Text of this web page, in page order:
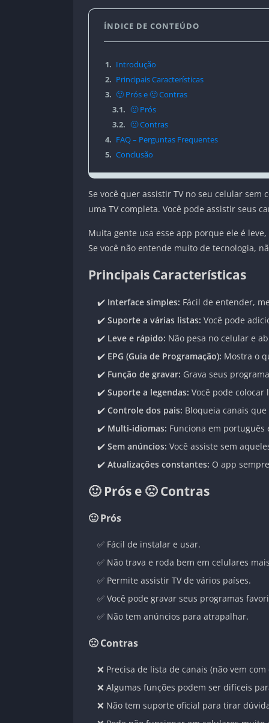
ÍNDICE DE CONTEÚDO
1. Introdução
2. Principais Características
3. 🙂 Prós e 🙁 Contras
3.1. 🙂 Prós
3.2. 🙁 Contras
4. FAQ – Perguntas Frequentes
5. Conclusão
Se você quer assistir TV no seu celular sem
uma TV completa. Você pode assistir seus
Muita gente usa esse app porque ele é
Se você não entende muito de tecnologia,
Principais Características
✔️ Interface simples: Fácil de entender,
✔️ Suporte a várias listas: Você pode
✔️ Leve e rápido: Não pesa no celular e
✔️ EPG (Guia de Programação): Mostra o
✔️ Função de gravar: Grava seus
✔️ Suporte a legendas: Você pode colocar
✔️ Controle dos pais: Bloqueia canais
✔️ Multi-idiomas: Funciona em português
✔️ Sem anúncios: Você assiste sem
✔️ Atualizações constantes: O app
🙂 Prós e 🙁 Contras
🙂 Prós
✅ Fácil de instalar e usar.
✅ Não trava e roda bem em celulares
✅ Permite assistir TV de vários países.
✅ Você pode gravar seus programas
✅ Não tem anúncios para atrapalhar.
🙁 Contras
❌ Precisa de lista de canais (não vem
❌ Algumas funções podem ser difíceis
❌ Não tem suporte oficial para tirar